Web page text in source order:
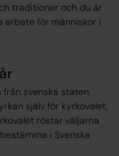
traditioner och du är
arbete för människor i
svenska staten.
själv för kyrkovalet,
röstar väljarna
i Svenska